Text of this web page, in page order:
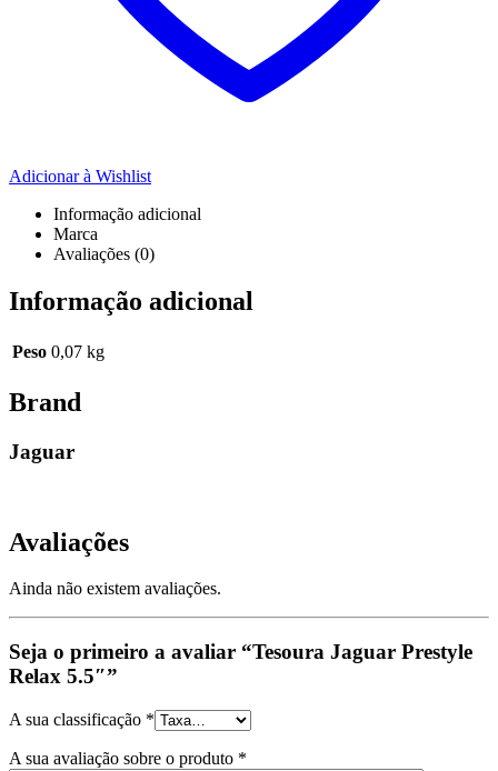
Adicionar à Wishlist
Informação adicional
Marca
Avaliações (0)
Informação adicional
Peso 0,07 kg
Brand
Jaguar
Avaliações
Ainda não existem avaliações.
Seja o primeiro a avaliar “Tesoura Jaguar Prestyle
Relax 5.5″”
A sua classificação *
A sua avaliação sobre o produto *